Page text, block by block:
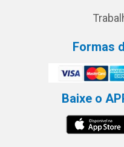
Formas
Baixe o